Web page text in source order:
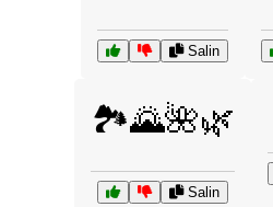
Salin
🏞️🌄🌺🌿
Salin